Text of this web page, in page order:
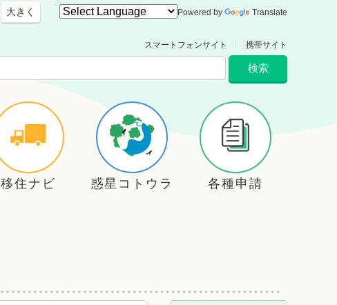
大きく Powered by Translate
スマートフォンサイト 携帯サイト
移住ナビ 惑星コトウラ 各種申請